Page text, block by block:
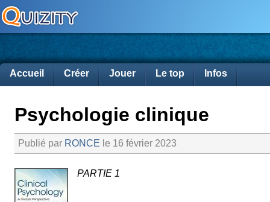
Accueil Créer Jouer Le top Infos
Psychologie clinique
Publié par RONCE le 16 février 2023
PARTIE 1